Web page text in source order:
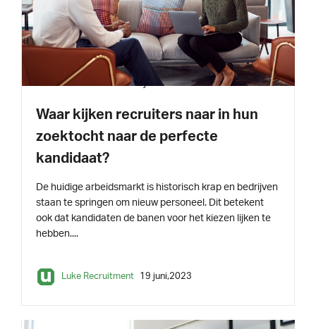
INSPIRATIE 2 min leestijd
Waar kijken recruiters naar in hun
zoektocht naar de perfecte
kandidaat?
De huidige arbeidsmarkt is historisch krap en bedrijven
staan te springen om nieuw personeel. Dit betekent
ook dat kandidaten de banen voor het kiezen lijken te
hebben....
Luke Recruitment 19 juni,2023